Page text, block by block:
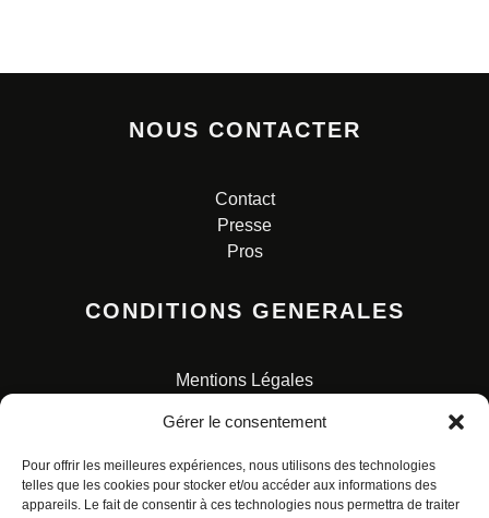
Gérer le consentement
Pour offrir les meilleures expériences, nous utilisons des technologies
telles que les cookies pour stocker et/ou accéder aux informations des
appareils. Le fait de consentir à ces technologies nous permettra de traiter
NOUS CONTACTER
Contact
Presse
Pros
CONDITIONS GENERALES
Mentions Légales
Charte pour la protection des données personnelles